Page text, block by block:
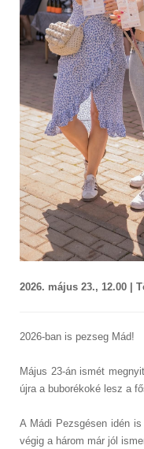
2026. május 23., 12.00 |
2026-ban is pezseg Mád!
Május 23-án ismét
újra a buborékoké lesz a
A Mádi Pezsgésen idén
végig a három már jól